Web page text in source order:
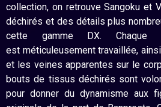
collection, on retrouve Sangoku et
déchirés et des détails plus
cette gamme DX. Chaque
est méticuleusement travaillée,
et les veines apparentes sur le
bouts de tissus déchirés sont
pour donner du dynamisme aux